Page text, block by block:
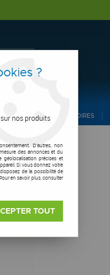
E.P.I ACCESSOIRES
?
nos produits
D'autres, non
des annonces et du
précises et
Si vous donnez votre
de la possibilité de
en savoir plus, consulter
TOUT